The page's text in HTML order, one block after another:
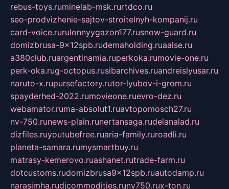
rebus-toys.ruminelab-msk.rurtdco.ru
seo-prodvizhenie-sajtov-stroitelnyh-kompanij.ru
card-voice.rurulonnyygazon177.rusnow-guard.ru
domizbrusa-9x12spb.rudemaholding.ruaalse.ru
a380club.ruargentinamia.ruperkoka.rumovie-one.ru
perk-oka.rug-octopus.rusibarchives.ruandreislyusar.ru
naruto-x.rupursefactory.rutor-lyubov-i-grom.ru
spayderhed-2022.rumovieone.ruevro-dez.ru
webamator.ruma-absolut1.ruavtopomosch27.ru
nv-750.runews-plain.runertansaga.rudelanalad.ru
dizfiles.ruyoutubefree.ruaria-family.ruroadli.ru
planeta-samara.rumysmartbuy.ru
matrasy-kemerovo.ruashanet.rutrade-farm.ru
dotcustoms.rudomizbrusa9x12spb.ruautodamp.ru
narasimha.rudjcommodities.runv750.rux-ton.ru